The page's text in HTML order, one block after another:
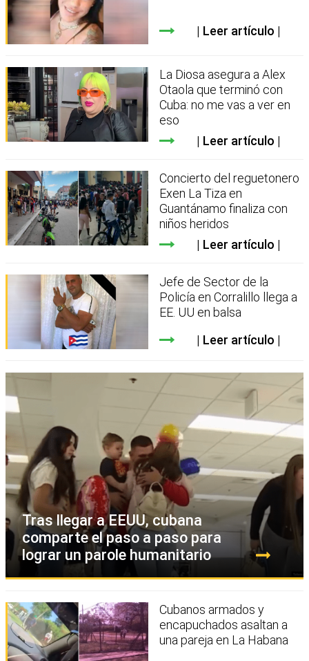
Leer artículo
La Diosa asegura a Alex
Otaola que terminó con
Cuba: no me vas a ver en
eso
Leer artículo
Concierto del reguetonero
Exen La Tiza en
Guantánamo finaliza con
niños heridos
Leer artículo
Jefe de Sector de la
Policía en Corralillo llega a
EE. UU en balsa
Leer artículo
Tras llegar a EEUU, cubana
comparte el paso a paso para
lograr un parole humanitario
Cubanos armados y
encapuchados asaltan a
una pareja en La Habana